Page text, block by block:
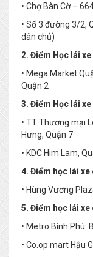
• Chợ Bàn Cờ –
• Số 3 đường 3/2,
dân chủ)
2. Điểm Học lái
• Mega Market
Quận 2
3. Điểm Học lái xe
• TT Thương mại
Hưng, Quận 7
• KDC Him Lam,
4. Điểm học lái xe
• Hùng Vương
5. Điểm học lái xe
• Metro Bình Phú:
• Co.op mart Hậu